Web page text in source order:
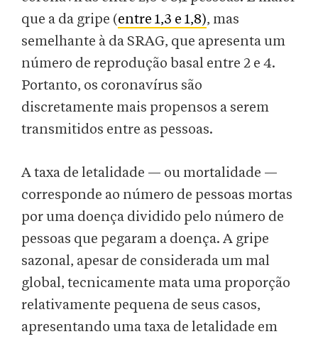
que a da gripe (entre 1,3 e 1,8), mas
semelhante à da SRAG, que apresenta um
número de reprodução basal entre 2 e 4.
Portanto, os coronavírus são
discretamente mais propensos a serem
transmitidos entre as pessoas.
A taxa de letalidade — ou mortalidade —
corresponde ao número de pessoas mortas
por uma doença dividido pelo número de
pessoas que pegaram a doença. A gripe
sazonal, apesar de considerada um mal
global, tecnicamente mata uma proporção
relativamente pequena de seus casos,
apresentando uma taxa de letalidade em